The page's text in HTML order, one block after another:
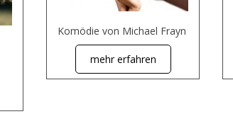
Komödie von Michael Frayn
mehr erfahren